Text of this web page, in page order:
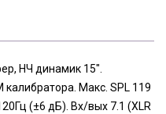
НЧ динамик 15".
Макс. SPL 119
(±6 дБ). Вх/вых 7.1 (XLR